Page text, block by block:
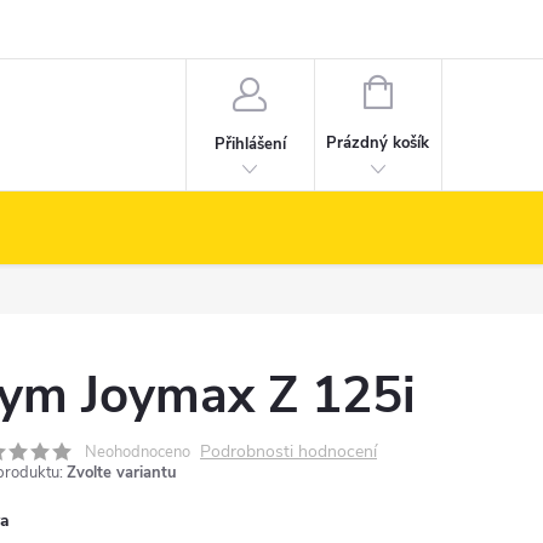
Přihlášení
NÁKUPNÍ
Prázdný košík
Joymax Z 125i
Neohodnoceno Podrobnosti hodnocení
Zvolte variantu